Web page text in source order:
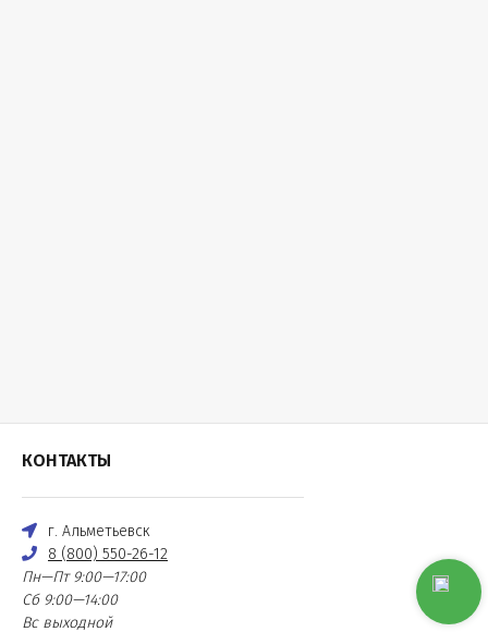
КОНТАКТЫ
г. Альметьевск
8 (800) 550-26-12
Пн—Пт 9:00—17:00
Сб 9:00—14:00
Вс выходной